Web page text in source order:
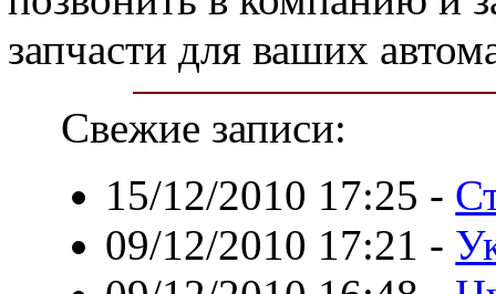
запчасти для ваших
Свежие записи:
15/12/2010 17:25 -
09/12/2010 17:21 -